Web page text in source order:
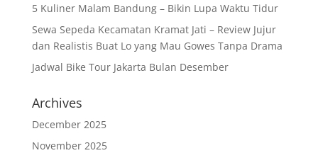
5 Kuliner Malam Bandung – Bikin Lupa Waktu Tidur
Sewa Sepeda Kecamatan Kramat Jati – Review Jujur
dan Realistis Buat Lo yang Mau Gowes Tanpa Drama
Jadwal Bike Tour Jakarta Bulan Desember
Archives
December 2025
November 2025